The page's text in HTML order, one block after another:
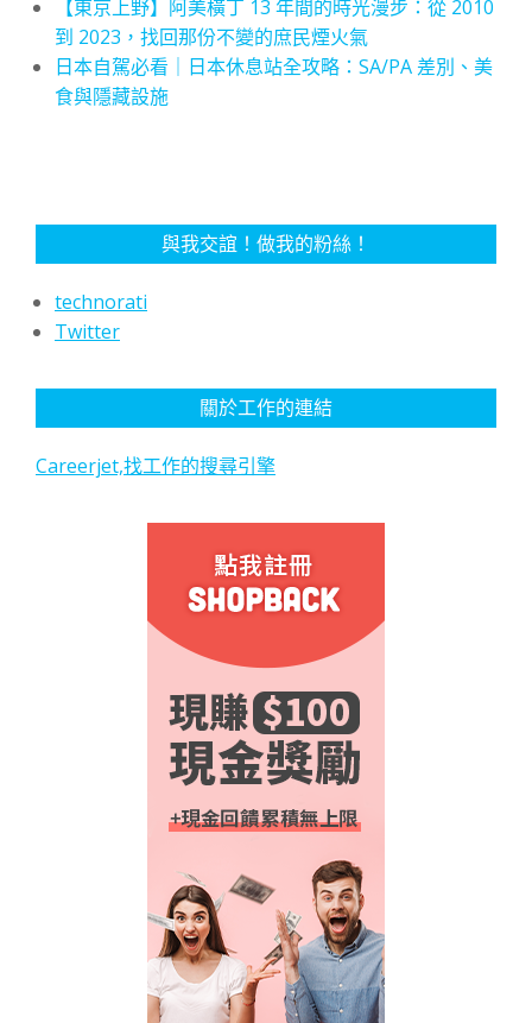
【東京上野】阿美橫丁 13 年間的時光漫步：從 2010
到 2023，找回那份不變的庶民煙火氣
日本自駕必看｜日本休息站全攻略：SA/PA 差別、美
食與隱藏設施
與我交誼！做我的粉絲！
technorati
Twitter
關於工作的連結
Careerjet,找工作的搜尋引擎